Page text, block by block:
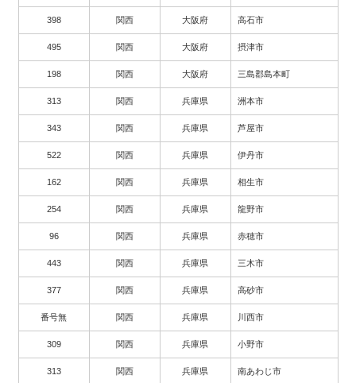
398 関西 大阪府 高石市
495 関西 大阪府 摂津市
198 関西 大阪府 三島郡島本町
313 関西 兵庫県 洲本市
343 関西 兵庫県 芦屋市
522 関西 兵庫県 伊丹市
162 関西 兵庫県 相生市
254 関西 兵庫県 龍野市
96 関西 兵庫県 赤穂市
443 関西 兵庫県 三木市
377 関西 兵庫県 高砂市
番号無 関西 兵庫県 川西市
309 関西 兵庫県 小野市
313 関西 兵庫県 南あわじ市